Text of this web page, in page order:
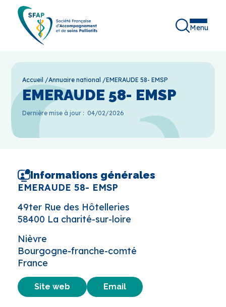
Menu
Accueil /Annuaire national /EMERAUDE 58- EMSP
EMERAUDE 58- EMSP
Dernière mise à jour : 04/02/2026
Informations générales
EMERAUDE 58- EMSP
49ter Rue des Hôtelleries
58400 La charité-sur-loire
Nièvre
Bourgogne-franche-comté
France
Site web Email